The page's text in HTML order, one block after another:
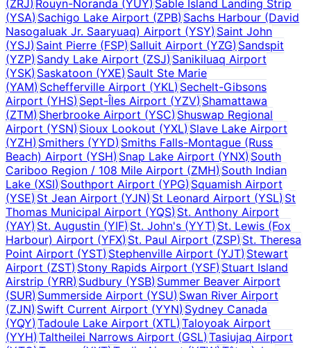
(ZRJ)Rouyn-Noranda (YUY) Sable Island Landing Strip
(YSA)Sachigo Lake Airport (ZPB) Sachs Harbour (David
Nasogaluak Jr. Saaryuaq) Airport (YSY)Saint John
(YSJ)Saint Pierre (FSP) Salluit Airport (YZG) Sandspit
(YZP)Sandy Lake Airport (ZSJ) Sanikiluaq Airport
(YSK)Saskatoon (YXE) Sault Ste Marie
(YAM)Schefferville Airport (YKL) Sechelt-Gibsons
Airport (YHS)Sept-Îles Airport (YZV) Shamattawa
(ZTM)Sherbrooke Airport (YSC) Shuswap Regional
Airport (YSN)Sioux Lookout (YXL) Slave Lake Airport
(YZH)Smithers (YYD) Smiths Falls-Montague (Russ
Beach) Airport (YSH)Snap Lake Airport (YNX) South
Cariboo Region / 108 Mile Airport (ZMH)South Indian
Lake (XSI)Southport Airport (YPG) Squamish Airport
(YSE)St Jean Airport (YJN) St Leonard Airport (YSL) St
Thomas Municipal Airport (YQS)St. Anthony Airport
(YAY)St. Augustin (YIF) St. John's (YYT) St. Lewis (Fox
Harbour) Airport (YFX)St. Paul Airport (ZSP) St. Theresa
Point Airport (YST)Stephenville Airport (YJT)Stewart
Airport (ZST)Stony Rapids Airport (YSF) Stuart Island
Airstrip (YRR)Sudbury (YSB) Summer Beaver Airport
(SUR)Summerside Airport (YSU) Swan River Airport
(ZJN)Swift Current Airport (YYN) Sydney Canada
(YQY)Tadoule Lake Airport (XTL)Taloyoak Airport
(YYH)Taltheilei Narrows Airport (GSL) Tasiujaq Airport